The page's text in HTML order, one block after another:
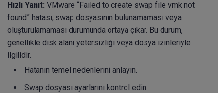
Hızlı Yanıt: VMware “Failed to create swap file vmk not
found” hatası, swap dosyasının bulunamaması veya
oluşturulamaması durumunda ortaya çıkar. Bu durum,
genellikle disk alanı yetersizliği veya dosya izinleriyle
ilgilidir.
Hatanın temel nedenlerini anlayın.
Swap dosyası ayarlarını kontrol edin.